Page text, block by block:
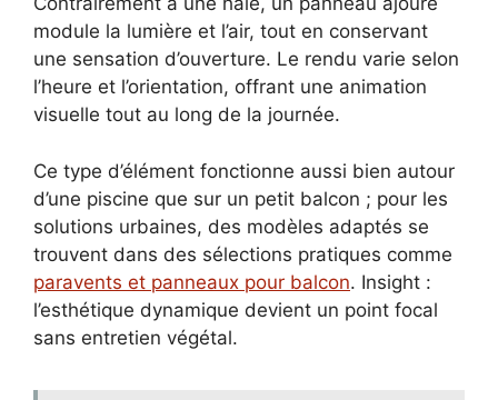
module la lumière et l’air, tout en conservant
une sensation d’ouverture. Le rendu varie selon
l’heure et l’orientation, offrant une animation
visuelle tout au long de la journée.
Ce type d’élément fonctionne aussi bien autour
d’une piscine que sur un petit balcon ; pour les
solutions urbaines, des modèles adaptés se
trouvent dans des sélections pratiques comme
paravents et panneaux pour balcon. Insight :
l’esthétique dynamique devient un point focal
sans entretien végétal.